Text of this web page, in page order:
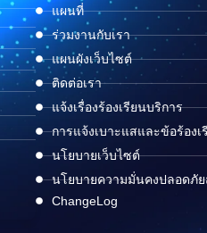
แผนที่
ร่วมงานกับเรา
แผนผังเว็บไซต์
ติดต่อเรา
แจ้งเรื่องร้องเรียนบริการ
การแจ้งเบาะแสและข้อร้อง
นโยบายเว็บไซต์
นโยบายความมั่นคงปลอดภัย
ChangeLog